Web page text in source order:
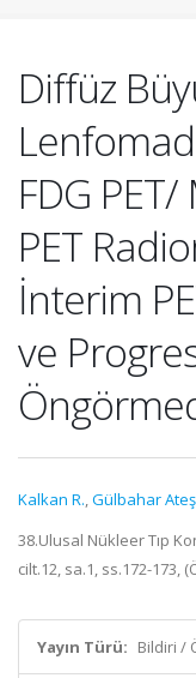
Diffüz
FDG PET/
PET
İnterim
ve
Kalkan R.,Gülbahar Ateş
38.Ulusal Nükleer Tıp
cilt.12, sa.1, ss.172-173,
Yayın Türü: Bildiri /